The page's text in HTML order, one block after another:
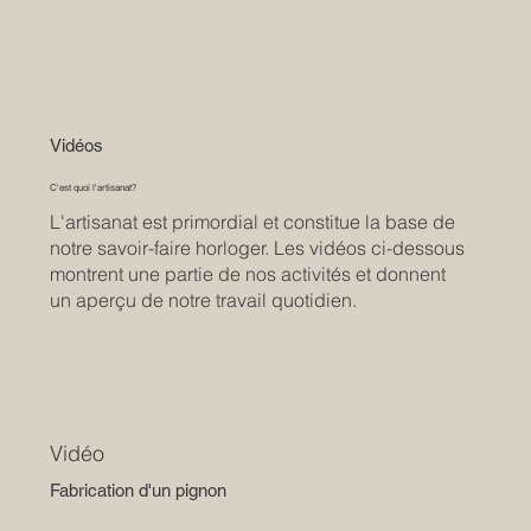
Vidéos
C'est quoi l'artisanat?
L'artisanat est primordial et constitue la base de
notre savoir-faire horloger. Les vidéos ci-dessous
montrent une partie de nos activités et donnent
un aperçu de notre travail quotidien.
Fabrication d'un pignon
Vidéo